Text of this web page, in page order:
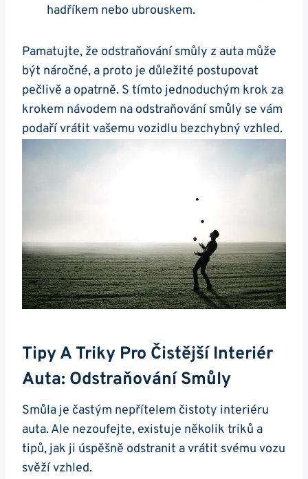
hadříkem⁤ nebo ubrouskem.
Pamatujte, že odstraňování smůly z auta může
být náročné, a proto je důležité postupovat
pečlivě a opatrně. S tímto jednoduchým krok za
krokem návodem na odstraňování smůly se vám
podaří vrátit vašemu vozidlu⁢ bezchybný vzhled.
Tipy ‍a⁤ Triky⁤ Pro⁢ Čistější ‍interiér
Auta: Odstraňování Smůly
Smůla je častým nepřítelem ⁢čistoty interiéru
auta. Ale nezoufejte, existuje několik triků a
tipů, jak ji úspěšně odstranit a vrátit svému vozu
svěží vzhled. ‌